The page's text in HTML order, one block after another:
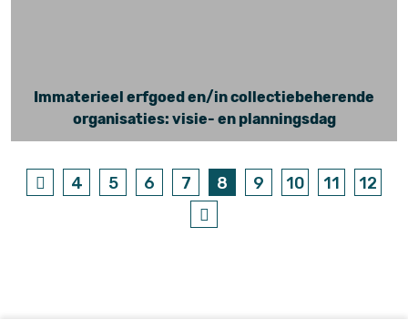
Immaterieel erfgoed en/in collectiebeherende
organisaties: visie- en planningsdag
4 5 6 7 8 9 10 11 12